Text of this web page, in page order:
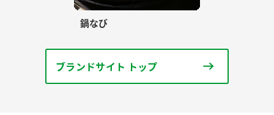
鍋なび
ブランドサイト トップ